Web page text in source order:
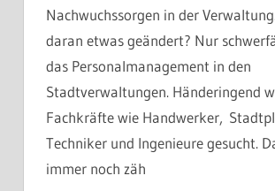
Nachwuchssorgen in der
daran etwas geändert? Nur
das Personalmanagement in den
Stadtverwaltungen. Händeringend
Fachkräfte wie Handwerker,
Techniker und Ingenieure gesucht.
immer noch zäh